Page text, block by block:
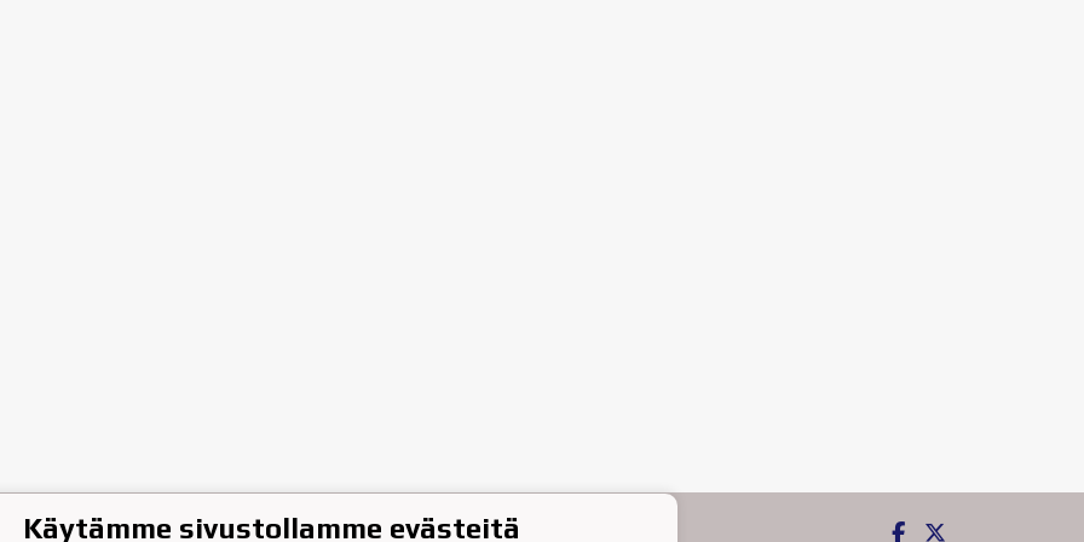
Käytämme sivustollamme evästeitä